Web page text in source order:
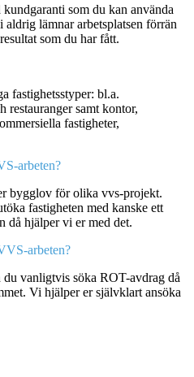
som du kan använda
lämnar arbetsplatsen förrän
som du har fått.
fastighetsstyper: bl.a.
restauranger samt kontor,
fastigheter,
arbeten?
bygglov för olika vvs-projekt.
fastigheten med kanske ett
då hjälper vi er med det.
arbeten?
vanligtvis söka ROT-avdrag då
Vi hjälper er självklart ansöka